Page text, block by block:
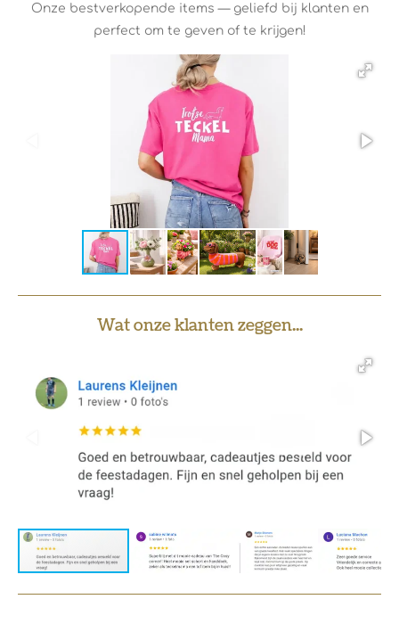
Onze bestverkopende items — geliefd bij klanten en
perfect om te geven of te krijgen!
Wat onze klanten zeggen...